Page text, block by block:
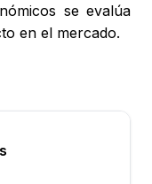
se evalúa
en el mercado.